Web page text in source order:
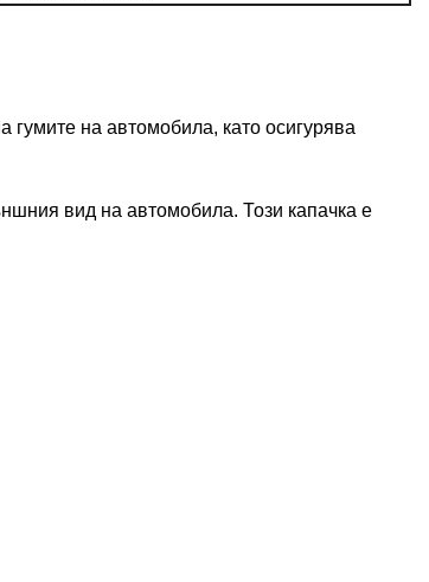
гумите на автомобила, като осигурява
вид на автомобила. Този капачка е